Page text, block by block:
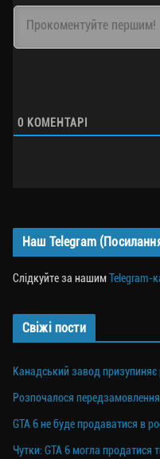
0 КОМЕНТАРІ
Наш Telegram
Слідкуйте за нашимTelegram-
Свіжі пости
Канадський завод призупиняє
Розпочалося передзамовлення
GTA 6 не буде продаватися в
Чутки: GTA 6 могла продатися